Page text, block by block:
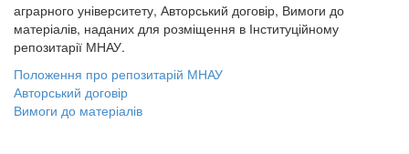
аграрного університету, Авторський договір, Вимоги до
матеріалів, наданих для розміщення в Інституційному
репозитарії МНАУ.
Положення про репозитарій МНАУ
Авторський договір
Вимоги до матеріалів